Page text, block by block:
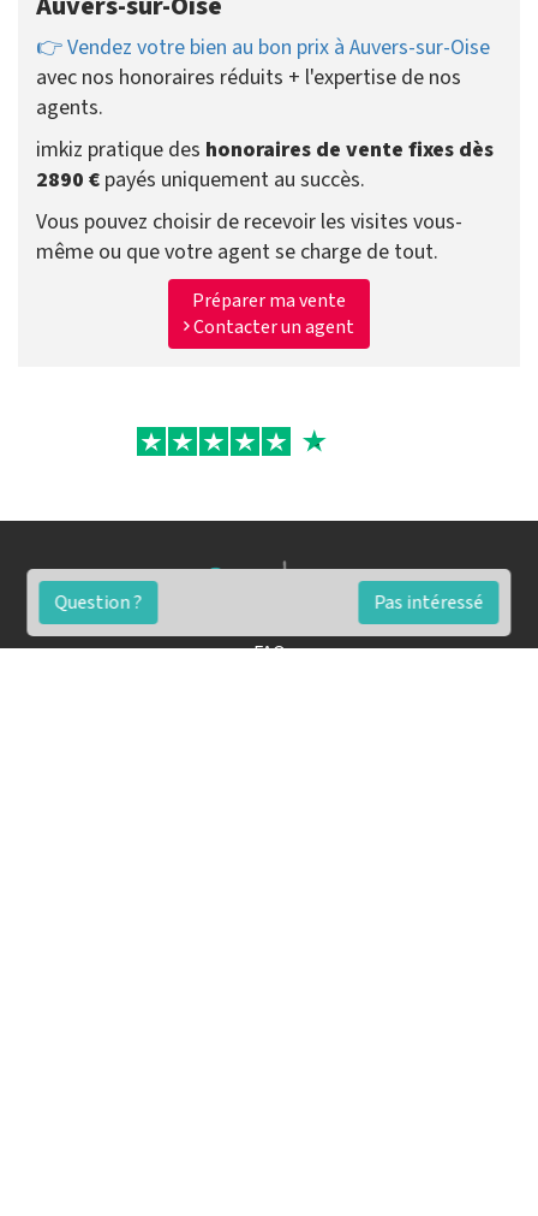
Question ? Pas intéressé
👉 Vendez votre bien au bon prix à Auvers-sur-Oise
avec nos honoraires réduits + l'expertise de nos
agents.
imkiz pratique des honoraires de vente fixes dès
2890 € payés uniquement au succès.
Vous pouvez choisir de recevoir les visites vous-
même ou que votre agent se charge de tout.
Préparer ma vente
Contacter un agent
FAQ